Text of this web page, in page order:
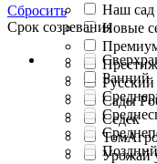
Наш сад
Новые
Престиж
Русский
Сады
Седек
Урожай
Сбросить
Срок созревания
Ранний
Поздний